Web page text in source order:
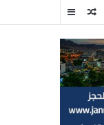
إضافة
جانبي
مقال